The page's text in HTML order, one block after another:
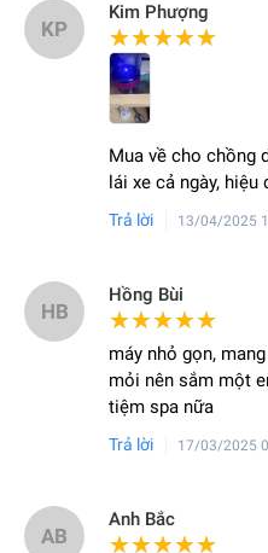
KP
Kim Phượng
★★★★★
★★★★★
Mua về cho chồng
lái xe cả ngày,
Trả lời 13/04/2025
HB
Hồng Bùi
★★★★★
★★★★★
máy nhỏ gọn,
mỏi nên sắm một
tiệm spa nữa
Trả lời 17/03/2025
AB
Anh Bắc
★★★★★
★★★★★